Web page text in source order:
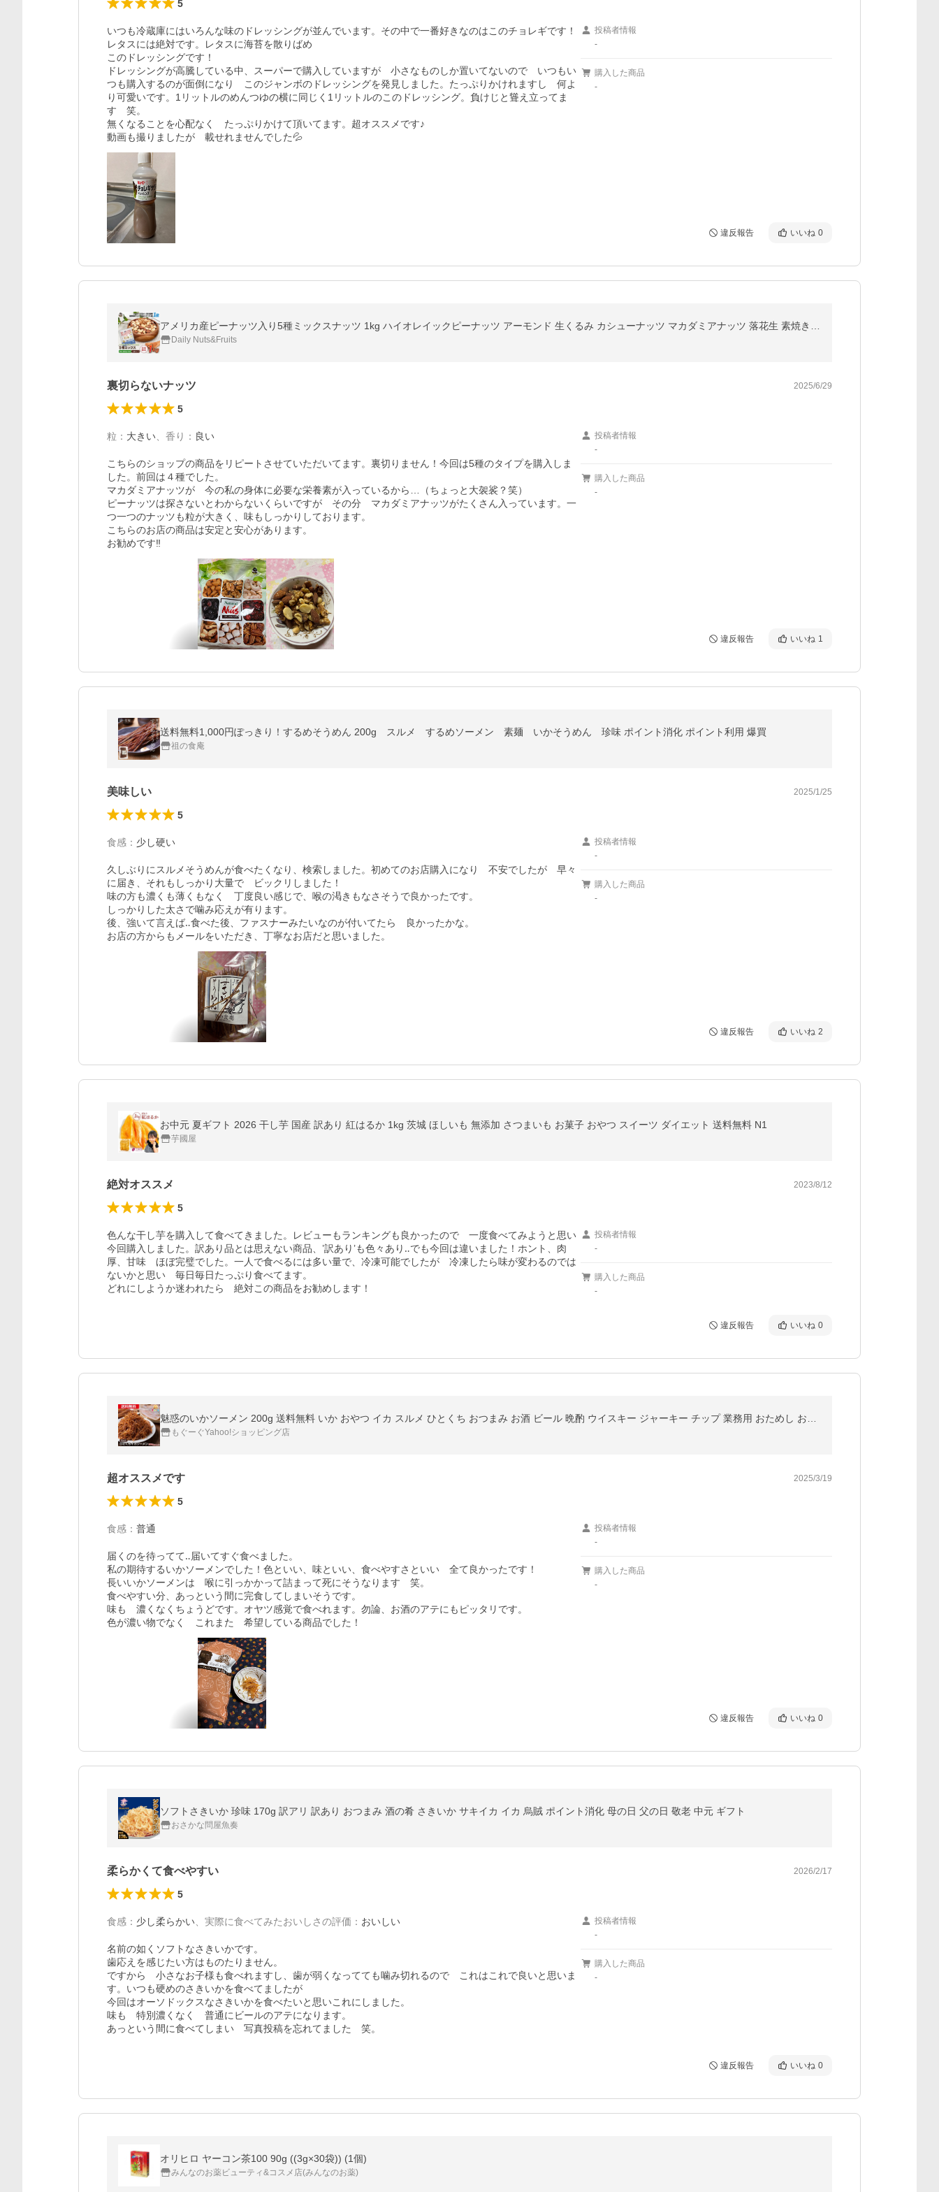
5
いつも冷蔵庫にはいろんな味のドレッシングが並んでいます。その中で一番好きなのはこのチョレギです！
レタスには絶対です。レタスに海苔を散りばめ
このドレッシングです！
ドレッシングが高騰している中、スーパーで購入していますが　小さなものしか置いてないので　いつもい
つも購入するのが面倒になり　このジャンボのドレッシングを発見しました。たっぷりかけれますし　何よ
り可愛いです。1リットルのめんつゆの横に同じく1リットルのこのドレッシング。負けじと聳え立ってま
す　笑。
無くなることを心配なく　たっぷりかけて頂いてます。超オススメです♪
動画も撮りましたが　載せれませんでした💦
投稿者情報
-
購入した商品
-
違反報告 いいね 0
Daily Nuts&Fruits
裏切らないナッツ 2025/6/29
5
粒 ： 大きい 香り ： 良い
こちらのショップの商品をリピートさせていただいてます。裏切りません！今回は5種のタイプを購入しま
した。前回は４種でした。
マカダミアナッツが　今の私の身体に必要な栄養素が入っているから…（ちょっと大袈裟？笑）
ピーナッツは探さないとわからないくらいですが　その分　マカダミアナッツがたくさん入っています。一
つ一つのナッツも粒が大きく、味もしっかりしております。
こちらのお店の商品は安定と安心があります。
お勧めです‼︎
投稿者情報
-
購入した商品
-
違反報告 いいね 1
送料無料1,000円ぽっきり！するめそうめん 200g スルメ するめソーメン 素麺 いかそうめん 珍味 ポイント消化 ポイント利用 爆買
祖の食庵
美味しい 2025/1/25
5
食感 ： 少し硬い
久しぶりにスルメそうめんが食べたくなり、検索しました。初めてのお店購入になり　不安でしたが　早々
に届き、それもしっかり大量で　ビックリしました！
味の方も濃くも薄くもなく　丁度良い感じで、喉の渇きもなさそうで良かったです。
しっかりした太さで噛み応えが有ります。
後、強いて言えば‥食べた後、ファスナーみたいなのが付いてたら　良かったかな。
お店の方からもメールをいただき、丁寧なお店だと思いました。
投稿者情報
-
購入した商品
-
違反報告 いいね 2
お中元 夏ギフト 2026 干し芋 国産 訳あり 紅はるか 1kg 茨城 ほしいも 無添加 さつまいも お菓子 おやつ スイーツ ダイエット 送料無料 N1
芋國屋
絶対オススメ 2023/8/12
5
色んな干し芋を購入して食べてきました。レビューもランキングも良かったので　一度食べてみようと思い
今回購入しました。訳あり品とは思えない商品、’訳あり’も色々あり‥でも今回は違いました！ホント、肉
厚、甘味　ほぼ完璧でした。一人で食べるには多い量で、冷凍可能でしたが　冷凍したら味が変わるのでは
ないかと思い　毎日毎日たっぷり食べてます。
どれにしようか迷われたら　絶対この商品をお勧めします！
投稿者情報
-
購入した商品
-
違反報告 いいね 0
もぐーぐYahoo!ショッピング店
超オススメです 2025/3/19
5
食感 ： 普通
届くのを待ってて‥届いてすぐ食べました。
私の期待するいかソーメンでした！色といい、味といい、食べやすさといい　全て良かったです！
長いいかソーメンは　喉に引っかかって詰まって死にそうなります　笑。
食べやすい分、あっという間に完食してしまいそうです。
味も　濃くなくちょうどです。オヤツ感覚で食べれます。勿論、お酒のアテにもピッタリです。
色が濃い物でなく　これまた　希望している商品でした！
投稿者情報
-
購入した商品
-
違反報告 いいね 0
ソフトさきいか 珍味 170g 訳アリ 訳あり おつまみ 酒の肴 さきいか サキイカ イカ 烏賊 ポイント消化 母の日 父の日 敬老 中元 ギフト
おさかな問屋魚奏
柔らかくて食べやすい 2026/2/17
5
食感 ： 少し柔らかい 実際に食べてみたおいしさの評価 ： おいしい
名前の如くソフトなさきいかです。
歯応えを感じたい方はものたりません。
ですから　小さなお子様も食べれますし、歯が弱くなってても噛み切れるので　これはこれで良いと思いま
す。いつも硬めのさきいかを食べてましたが
今回はオーソドックスなさきいかを食べたいと思いこれにしました。
味も　特別濃くなく　普通にビールのアテになります。
あっという間に食べてしまい　写真投稿を忘れてました　笑。
投稿者情報
-
購入した商品
-
違反報告 いいね 0
オリヒロ ヤーコン茶100 90g ((3g×30袋)) (1個)
みんなのお薬ビューティ&コスメ店(みんなのお薬)